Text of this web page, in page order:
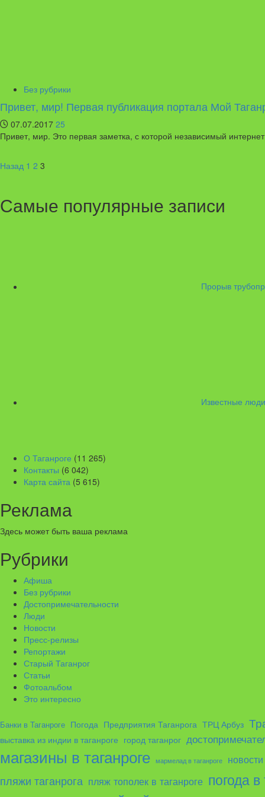
Без рубрики
Привет, мир! Первая публикация портала Мой
07.07.2017 25
Привет, мир. Это первая заметка, с которой независимый
Пагинация
Назад 1 2 3
Самые популярные записи
Прорыв
Известные
О Таганроге (11 265)
Контакты (6 042)
Карта сайта (5 615)
Реклама
Здесь может быть ваша реклама
Рубрики
Афиша
Без рубрики
Достопримечательности
Люди
Новости
Пресс-релизы
Репортажи
Старый Таганрог
Статьи
Фотоальбом
Это интересно
Банки в Таганроге Погода Предприятия Таганрога ТРЦ Арбуз
выставка из индии в таганроге город таганрог
магазины в таганроге мармелад в таганроге
пляжи таганрога пляж тополек в таганроге погода в